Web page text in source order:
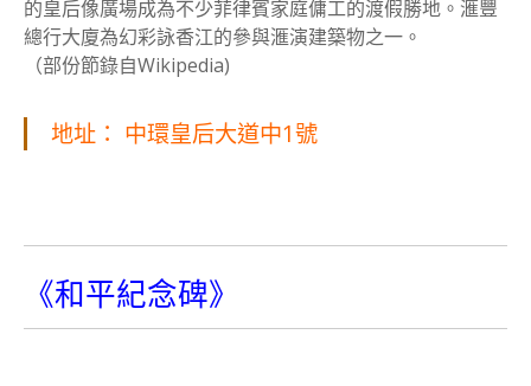
的皇后像廣場成為不少菲律賓家庭傭工的渡假勝地。滙豐
總行大廈為幻彩詠香江的參與滙演建築物之一。
（部份節錄自Wikipedia)
地址： 中環皇后大道中1號
《和平紀念碑》